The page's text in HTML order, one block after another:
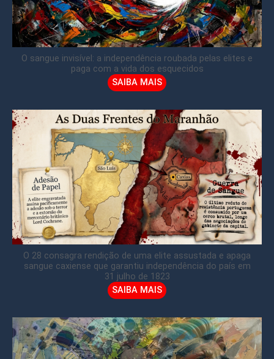
O sangue invisível: a independência roubada pelas elites e
paga com a vida dos esquecidos
SAIBA MAIS
O 28 consagra rendição de uma elite assustada e apaga
sangue caxiense que garantiu independência do país em
31 julho de 1823
SAIBA MAIS